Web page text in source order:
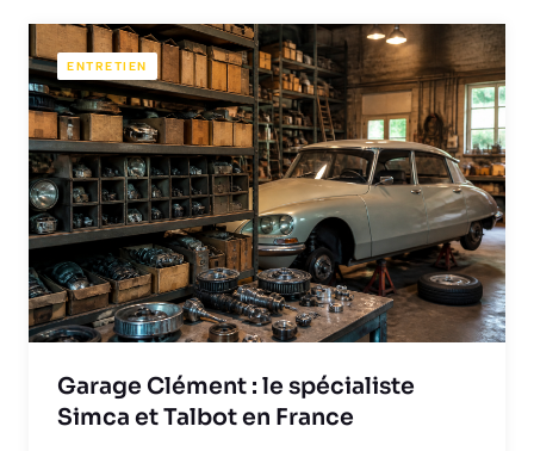
ENTRETIEN
Garage Clément : le spécialiste
Simca et Talbot en France